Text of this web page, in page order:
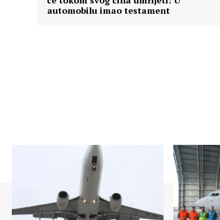
automobilu imao testament